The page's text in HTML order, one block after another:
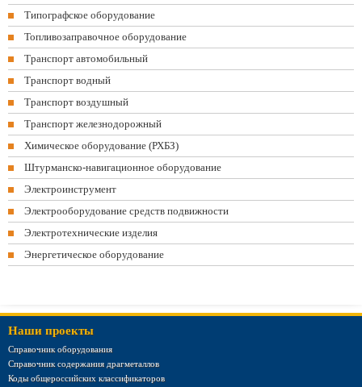
Типографское оборудование
Топливозаправочное оборудование
Транспорт автомобильный
Транспорт водный
Транспорт воздушный
Транспорт железнодорожный
Химическое оборудование (РХБЗ)
Штурманско-навигационное оборудование
Электроинструмент
Электрооборудование средств подвижности
Электротехнические изделия
Энергетическое оборудование
Наши проекты
Справочник оборудования
Справочник содержания драгметаллов
Коды общероссийских классификаторов